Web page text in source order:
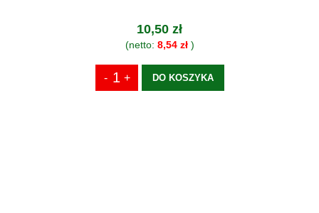
10,50 zł
(netto: 8,54 zł)
DO KOSZYKA